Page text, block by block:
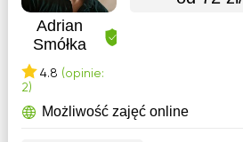
Adrian
Smółka
4.8 (opinie:
2)
Możliwość zajęć online